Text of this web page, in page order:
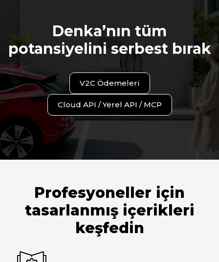
Denka’nın tüm
potansiyelini serbest bırak
V2C Ödemeleri
Cloud API / Yerel API / MCP
Profesyoneller için
tasarlanmış içerikleri
keşfedin